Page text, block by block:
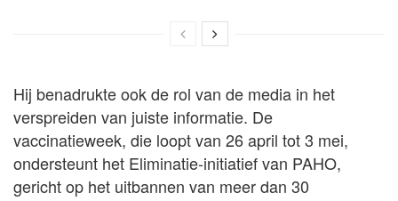
Hij benadrukte ook de rol van de media in het
verspreiden van juiste informatie. De
vaccinatieweek, die loopt van 26 april tot 3 mei,
ondersteunt het Eliminatie-initiatief van PAHO,
gericht op het uitbannen van meer dan 30